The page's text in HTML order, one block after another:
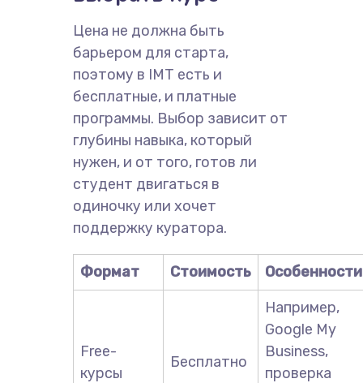
Цена не должна быть
барьером для старта,
поэтому в IMT есть и
бесплатные, и платные
программы. Выбор зависит от
глубины навыка, который
нужен, и от того, готов ли
студент двигаться в
одиночку или хочет
поддержку куратора.
Формат Стоимость Особенности
Free-
курсы
Бесплатно
Например,
Google My
Business,
проверка